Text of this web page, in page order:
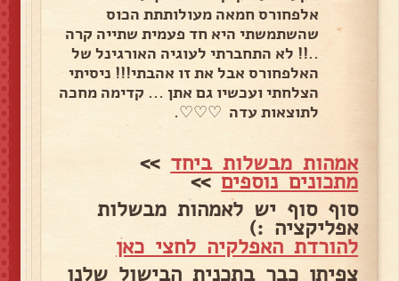
אלפחורס חמאה מעולותתת הכוס
שהשתמשתי היא חד פעמית שתייה קרה
..!! לא התחברתי לעוגיה האורגינל של
האלפחורס אבל את זו אהבתי!!! ניסיתי
הצלחתי ועכשיו גם אתן ... קדימה מחכה
לתוצאות עדה ♡♡♡.
אמהות מבשלות ביחד >>
מתכונים נוספים>>
סוף סוף יש לאמהות מבשלות
אפליקציה :)
להורדת האפלקיה לחצי כאן
צפיתן כבר בתכנית הבישול שלנו